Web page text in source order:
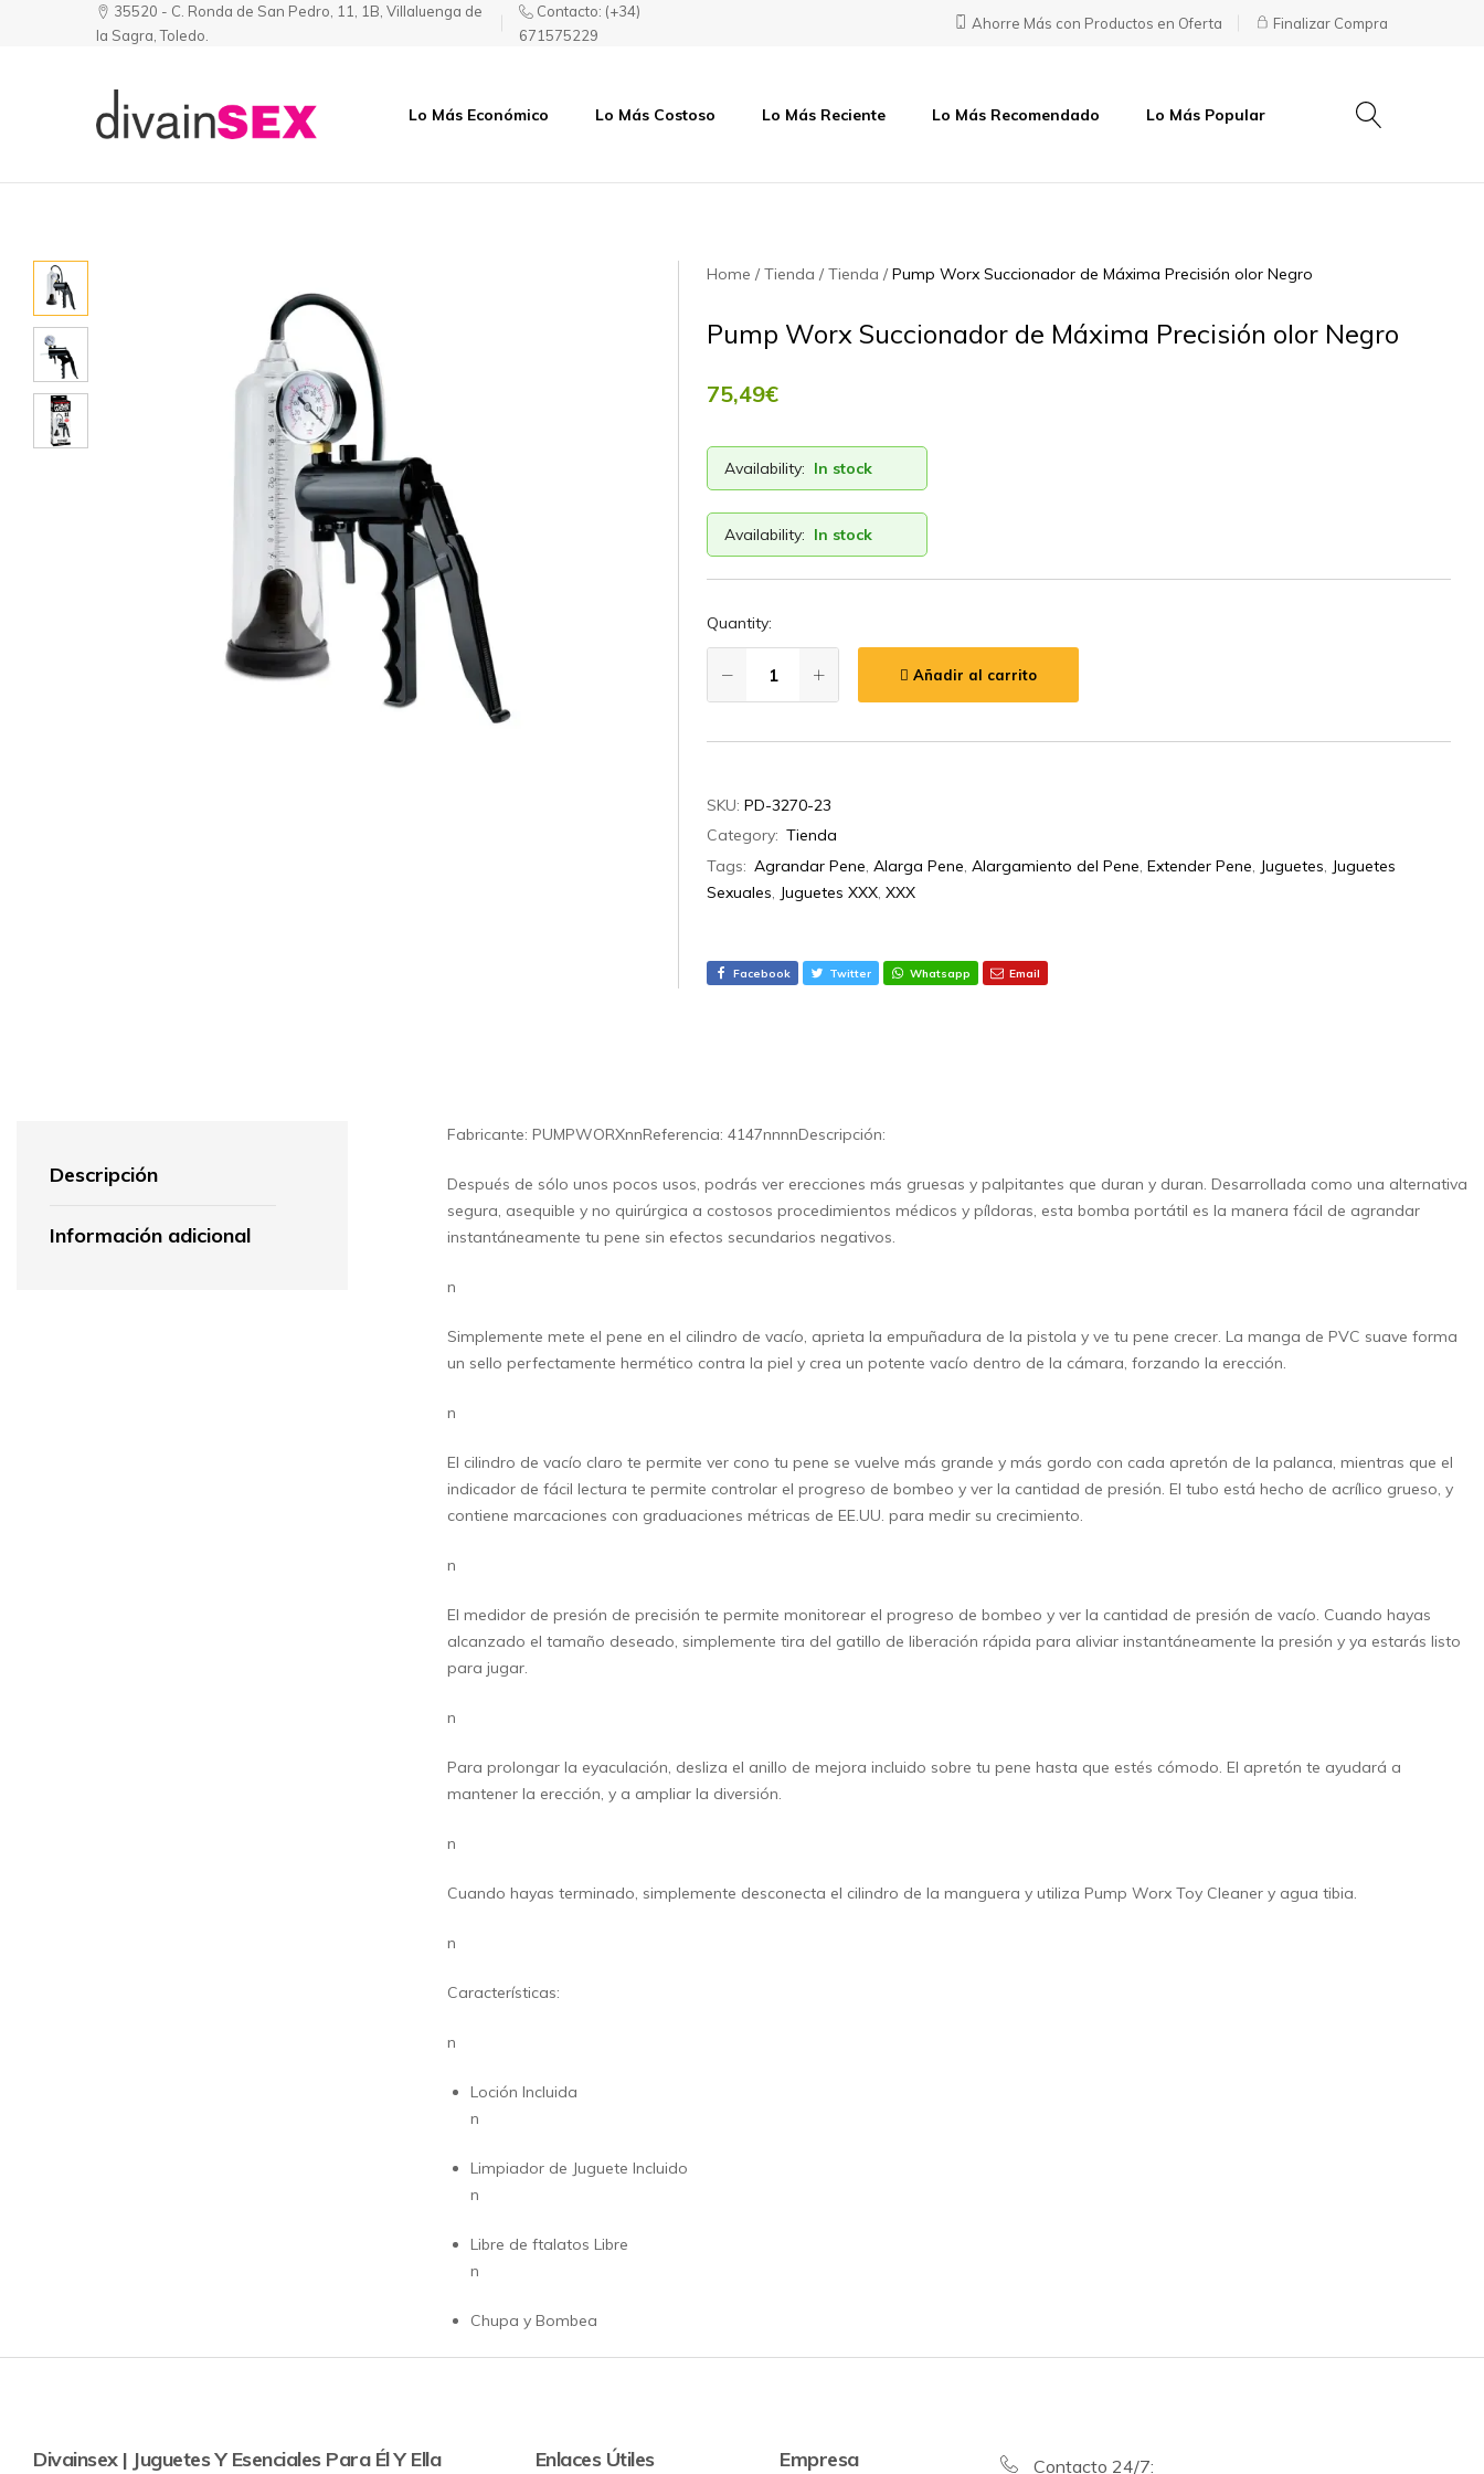
35520 - C. Ronda de San Pedro, 11, 1B, Villaluenga de
la Sagra, Toledo.
Contacto: (+34)
671575229
Ahorre Más con Productos en Oferta Finalizar Compra
|Puede
Lo Más Económico Lo Más Costoso Lo Más Reciente Lo Más Recomendado Lo Más Popular
Home Tienda Tienda Pump Worx Succionador de Máxima Precisión olor Negro
Pump Worx Succionador de Máxima Precisión olor Negro
75,49€
Availability: In stock
Availability: In stock
Quantity:
Añadir al carrito
SKU:PD-3270-23
Category: Tienda
Tags: Agrandar Pene,Alarga Pene,Alargamiento del Pene,Extender Pene, Juguetes, Juguetes
Sexuales, Juguetes XXX,XXX
Facebook Twitter Whatsapp Email
Descripción
Información adicional
Fabricante: PUMPWORXnnReferencia: 4147nnnnDescripción:
Después de sólo unos pocos usos, podrás ver erecciones más gruesas y palpitantes que duran y duran. Desarrollada como una alternativa
segura, asequible y no quirúrgica a costosos procedimientos médicos y píldoras, esta bomba portátil es la manera fácil de agrandar
instantáneamente tu pene sin efectos secundarios negativos.
n
Simplemente mete el pene en el cilindro de vacío, aprieta la empuñadura de la pistola y ve tu pene crecer. La manga de PVC suave forma
un sello perfectamente hermético contra la piel y crea un potente vacío dentro de la cámara, forzando la erección.
n
El cilindro de vacío claro te permite ver cono tu pene se vuelve más grande y más gordo con cada apretón de la palanca, mientras que el
indicador de fácil lectura te permite controlar el progreso de bombeo y ver la cantidad de presión. El tubo está hecho de acrílico grueso, y
contiene marcaciones con graduaciones métricas de EE.UU. para medir su crecimiento.
n
El medidor de presión de precisión te permite monitorear el progreso de bombeo y ver la cantidad de presión de vacío. Cuando hayas
alcanzado el tamaño deseado, simplemente tira del gatillo de liberación rápida para aliviar instantáneamente la presión y ya estarás listo
para jugar.
n
Para prolongar la eyaculación, desliza el anillo de mejora incluido sobre tu pene hasta que estés cómodo. El apretón te ayudará a
mantener la erección, y a ampliar la diversión.
n
Cuando hayas terminado, simplemente desconecta el cilindro de la manguera y utiliza Pump Worx Toy Cleaner y agua tibia.
n
Características:
n
Loción Incluida
n
Limpiador de Juguete Incluido
n
Libre de ftalatos Libre
n
Chupa y Bombea
Divainsex | Juguetes Y Esenciales Para Él Y Ella Enlaces Útiles Empresa Contacto 24/7: